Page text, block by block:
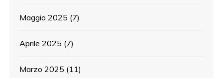
Maggio 2025 (7)
Aprile 2025 (7)
Marzo 2025 (11)